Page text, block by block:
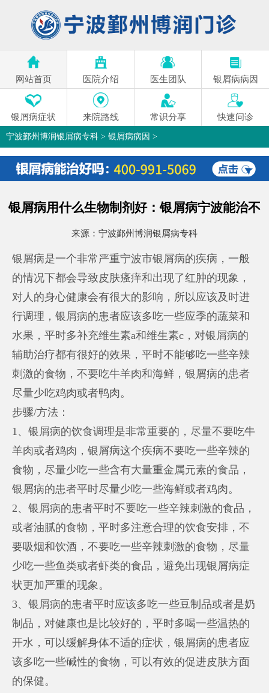
网站首页 医院介绍 医生团队 银屑病病因
银屑病症状 来院路线 常识分享 快速问诊
宁波鄞州博润银屑病专科 > 银屑病病因 >
银屑病用什么生物制剂好：银屑病宁波能治不
来源： 宁波鄞州博润银屑病专科
银屑病是一个非常严重宁波市银屑病的疾病，一般
的情况下都会导致皮肤瘙痒和出现了红肿的现象，
对人的身心健康会有很大的影响，所以应该及时进
行调理，银屑病的患者应该多吃一些应季的蔬菜和
水果，平时多补充维生素a和维生素c，对银屑病的
辅助治疗都有很好的效果，平时不能够吃一些辛辣
刺激的食物，不要吃牛羊肉和海鲜，银屑病的患者
尽量少吃鸡肉或者鸭肉。
步骤/方法：
1、银屑病的饮食调理是非常重要的，尽量不要吃牛
羊肉或者鸡肉，银屑病这个疾病不要吃一些辛辣的
食物，尽量少吃一些含有大量重金属元素的食品，
银屑病的患者平时尽量少吃一些海鲜或者鸡肉。
2、银屑病的患者平时不要吃一些辛辣刺激的食品，
或者油腻的食物，平时多注意合理的饮食安排，不
要吸烟和饮酒，不要吃一些辛辣刺激的食物，尽量
少吃一些鱼类或者虾类的食品，避免出现银屑病症
状更加严重的现象。
3、银屑病的患者平时应该多吃一些豆制品或者是奶
制品，对健康也是比较好的，平时多喝一些温热的
开水，可以缓解身体不适的症状，银屑病的患者应
该多吃一些碱性的食物，可以有效的促进皮肤方面
的保健。